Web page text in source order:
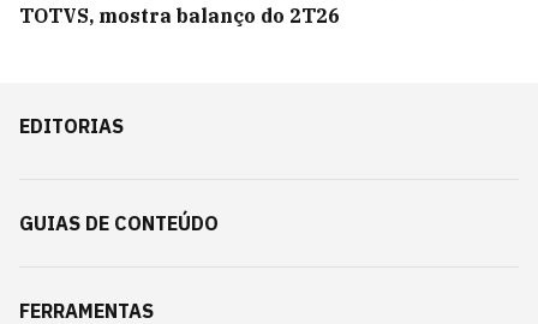
TOTVS, mostra balanço do 2T26
EDITORIAS
GUIAS DE CONTEÚDO
FERRAMENTAS